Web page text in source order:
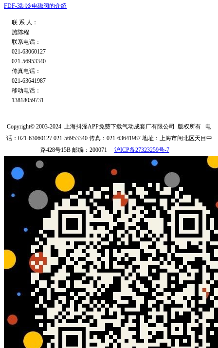
FDF-3制冷电磁阀的介绍
联 系 人：
施陈程
联系电话：
021-63060127
021-56953340
传真电话：
021-63641987
移动电话：
13818059731
Copyright© 2003-2024 上海抖淫APP免费下载气动成套厂有限公司 版权所有 电
话：021-63060127 021-56953340 传真：021-63641987 地址：上海市闸北区天目中
路428号15B 邮编：200071 沪ICP备27323259号-7